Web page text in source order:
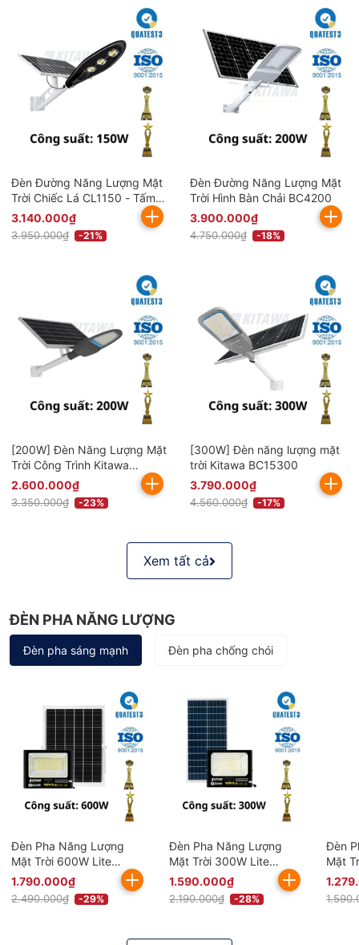
Đèn Đường Năng Lượng Mặt
Trời Chiếc Lá CL1150 - Tấm
Pin Mono
3.140.000₫
3.950.000₫ -21%
Đèn Đường Năng Lượng Mặt
Trời Hình Bàn Chải BC4200
3.900.000₫
4.750.000₫ -18%
[200W] Đèn Năng Lượng Mặt
Trời Công Trình Kitawa
BC8200
2.600.000₫
3.350.000₫ -23%
[300W] Đèn năng lượng mặt
trời Kitawa BC15300
3.790.000₫
4.560.000₫ -17%
Xem tất cả
ĐÈN PHA NĂNG LƯỢNG
Đèn pha sáng mạnh Đèn pha chống chói
Đèn Pha Năng Lượng
Mặt Trời 600W Lite
BDP26.600 KITAWA
Chống Nước IP67
1.790.000₫
2.490.000₫ -29%
Đèn Pha Năng Lượng
Mặt Trời 300W Lite
BDP26.300 KITAWA
Chống Nước IP67
1.590.000₫
2.190.000₫ -28%
Đèn
Mặt